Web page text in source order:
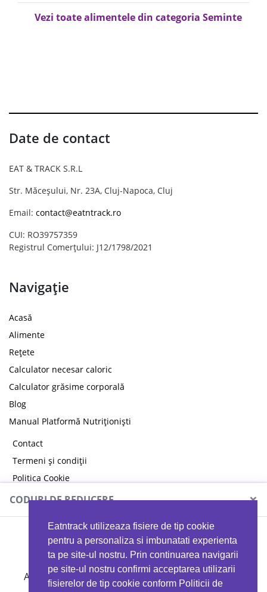
Eatntrack utilizeaza fisiere de tip cookie
pentru a personaliza si imbunatati experienta
ta pe site-ul nostru. Prin continuarea navigarii
pe site-ul nostru confirmi acceptarea utilizarii
fisierelor de tip cookie conform Politicii de
Vezi toate alimentele din categoria Seminte
Date de contact
EAT & TRACK S.R.L
Str. Măceșului, Nr. 23A, Cluj-Napoca, Cluj
Email: contact@eatntrack.ro
CUI: RO39757359
Registrul Comerțului: J12/1798/2021
Navigație
Acasă
Alimente
Rețete
Calculator necesar caloric
Calculator grăsime corporală
Blog
Manual Platformă Nutriționiști
Contact
Termeni și condiții
Politica Cookie
Politica de confidențialitate
CODURI DE REDUCERE ×
MYPROTEIN
Ai 40%reducere la orice comandă folosind codul